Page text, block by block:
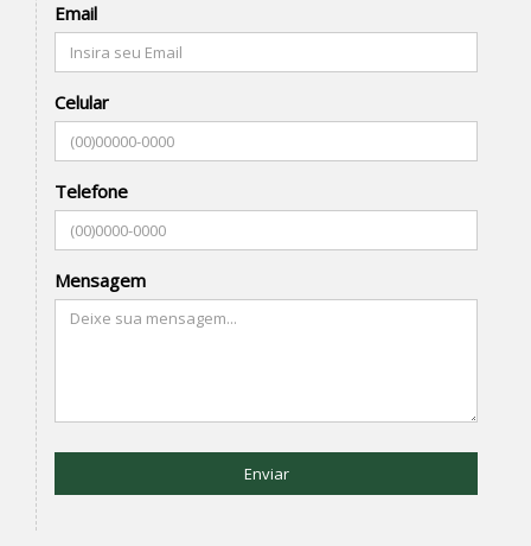
Email
Celular
Telefone
Mensagem
Enviar